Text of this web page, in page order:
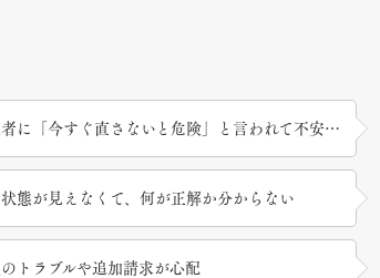
に「今すぐ直さないと危険」と言われて不安…
態が見えなくて、何が正解か分からない
トラブルや追加請求が心配